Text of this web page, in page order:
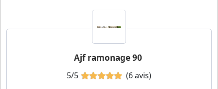
Ajf ramonage 90
5/5 (6 avis)